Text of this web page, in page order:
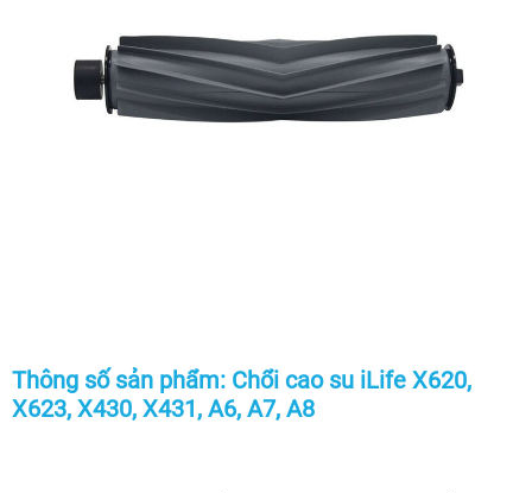
Thông số sản phẩm: Chổi cao su iLife X620,
X623, X430, X431, A6, A7, A8